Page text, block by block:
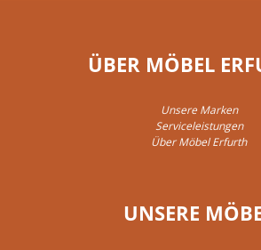
ÜBER MÖBEL
Unsere Marken
Serviceleistungen
Über Möbel Erfurth
UNSERE